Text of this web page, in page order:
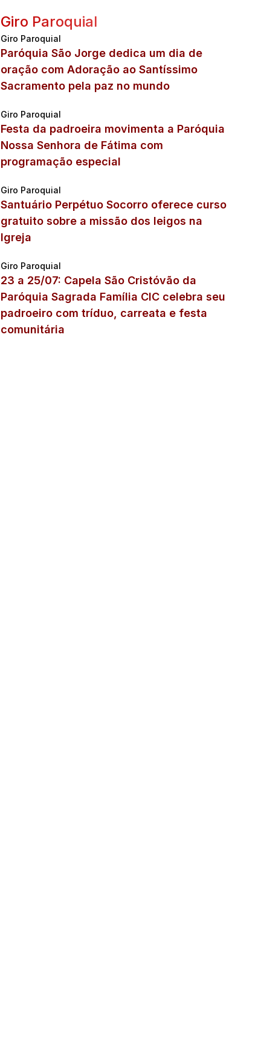
Giro Paroquial
Giro Paroquial
Paróquia São Jorge dedica um dia de
oração com Adoração ao Santíssimo
Sacramento pela paz no mundo
Giro Paroquial
Festa da padroeira movimenta a Paróquia
Nossa Senhora de Fátima com
programação especial
Giro Paroquial
Santuário Perpétuo Socorro oferece curso
gratuito sobre a missão dos leigos na
Igreja
Giro Paroquial
23 a 25/07: Capela São Cristóvão da
Paróquia Sagrada Família CIC celebra seu
padroeiro com tríduo, carreata e festa
comunitária